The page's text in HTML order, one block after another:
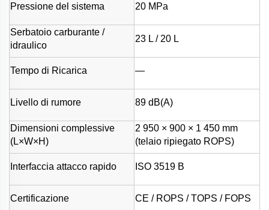
Pressione del sistema 20 MPa
Serbatoio carburante /
idraulico
23 L / 20 L
Tempo di Ricarica —
Livello di rumore 89 dB(A)
Dimensioni complessive
(L×W×H)
2 950 × 900 × 1 450 mm
(telaio ripiegato ROPS)
Interfaccia attacco rapido ISO 3519 B
Certificazione CE / ROPS / TOPS / FOPS